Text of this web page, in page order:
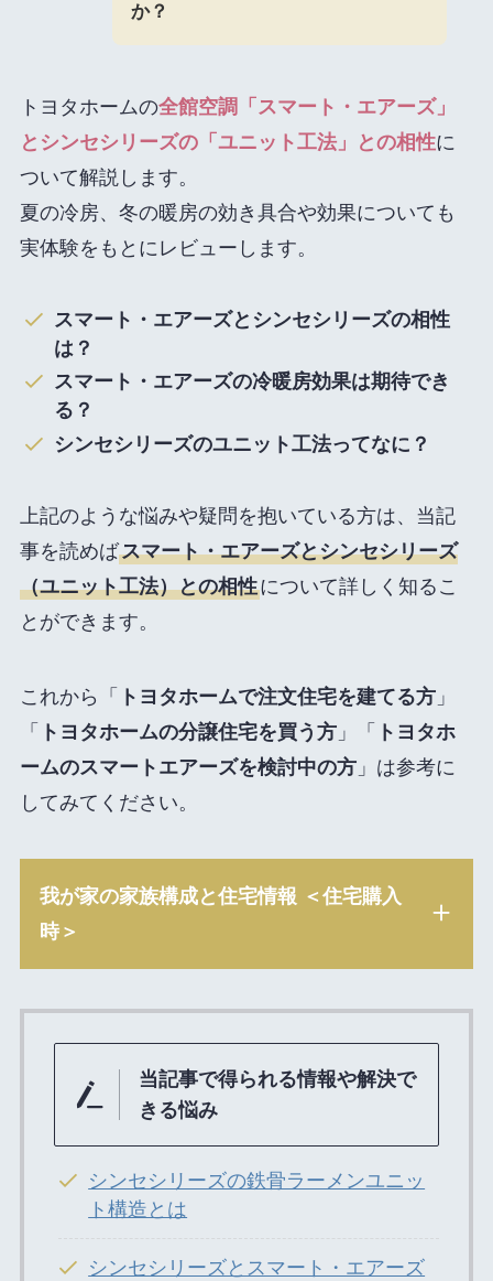
か？
トヨタホームの全館空調「スマート・エアーズ」
とシンセシリーズの「ユニット工法」との相性に
ついて解説します。
夏の冷房、冬の暖房の効き具合や効果についても
実体験をもとにレビューします。
スマート・エアーズとシンセシリーズの相性
は？
スマート・エアーズの冷暖房効果は期待でき
る？
シンセシリーズのユニット工法ってなに？
上記のような悩みや疑問を抱いている方は、当記
事を読めばスマート・エアーズとシンセシリーズ
（ユニット工法）との相性について詳しく知るこ
とができます。
これから「 トヨタホームで注文住宅を建てる方」
「
トヨタホームの分譲住宅を買う方」「
トヨタホ
ームのスマートエアーズを検討中の方」は参考に
してみてください。
我が家の家族構成と住宅情報 ＜住宅購入
時＞
当記事で得られる情報や解決で
きる悩み
シンセシリーズの鉄骨ラーメンユニッ
ト構造とは
シンセシリーズとスマート・エアーズ